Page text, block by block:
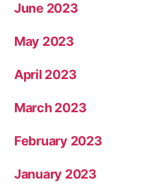
June 2023
May 2023
April 2023
March 2023
February 2023
January 2023